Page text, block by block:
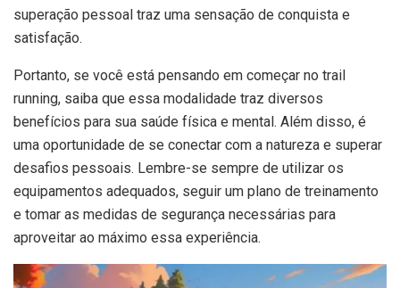
superação pessoal traz uma sensação de conquista e
satisfação.
Portanto, se você está pensando em começar no trail
running, saiba que essa modalidade traz diversos
benefícios para sua saúde física e mental. Além disso, é
uma oportunidade de se conectar com a natureza e superar
desafios pessoais. Lembre-se sempre de utilizar os
equipamentos adequados, seguir um plano de treinamento
e tomar as medidas de segurança necessárias para
aproveitar ao máximo essa experiência.